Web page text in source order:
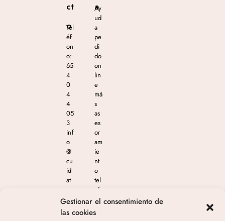
Gestionar el consentimiento de
las cookies
ct
o
Tel
éf
on
o:
65
4
0
4
4
05
3
inf
o
@
cu
id
at
m
est
a
Ay
ud
a
pe
di
do
on
lin
e
má
s
as
es
or
am
ie
nt
o
tel
ef
ón
en